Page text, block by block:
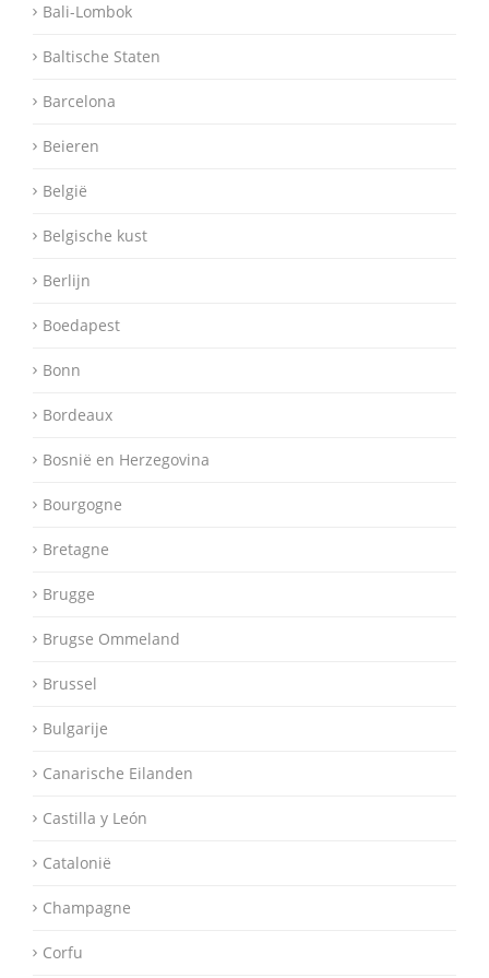
Bali-Lombok
Baltische Staten
Barcelona
Beieren
België
Belgische kust
Berlijn
Boedapest
Bonn
Bordeaux
Bosnië en Herzegovina
Bourgogne
Bretagne
Brugge
Brugse Ommeland
Brussel
Bulgarije
Canarische Eilanden
Castilla y León
Catalonië
Champagne
Corfu